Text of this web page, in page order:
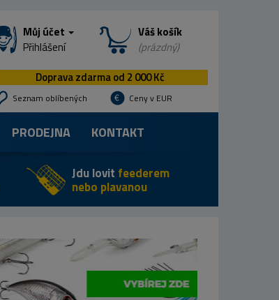
Můj účet
Přihlášení
Váš košík
(prázdný)
Doprava zdarma od 2 000 Kč
Seznam oblíbených Ceny v EUR
PRODEJNA KONTAKT
Jdu lovit feederem
nebo plavanou